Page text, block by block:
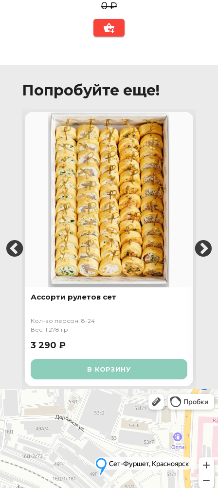
0 ₽
Попробуйте еще!
Ассорти рулетов сет
Кол-во персон: 8-24
Вес: 1 278 гр
3 290 ₽
В КОРЗИНУ